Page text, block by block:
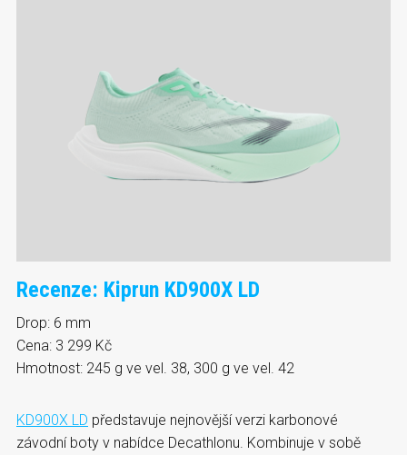
Recenze: Kiprun KD900X LD
Drop: 6 mm
Cena: 3 299 Kč
Hmotnost: 245 g ve vel. 38, 300 g ve vel. 42
KD900X LD představuje nejnovější verzi karbonové
závodní boty v nabídce Decathlonu. Kombinuje v sobě